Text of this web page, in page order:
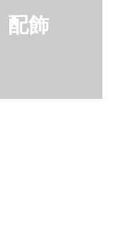
配飾